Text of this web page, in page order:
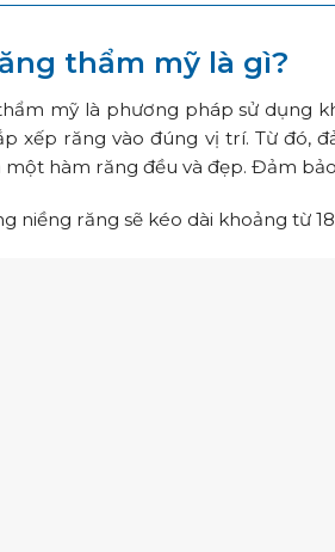
thẩm mỹ là gì?
mỹ là phương pháp sử dụng
xếp răng vào đúng vị trí. Từ đó,
hàm răng đều và đẹp. Đảm
niềng răng sẽ kéo dài khoảng từ